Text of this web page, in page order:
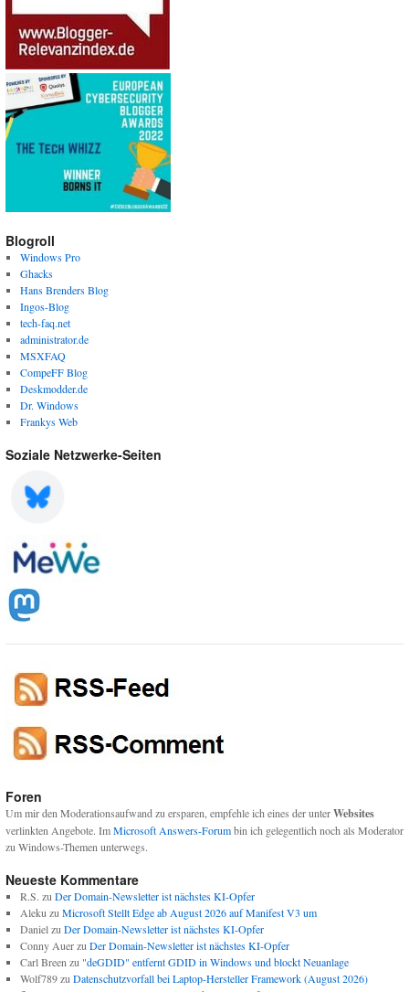
Blogroll
Windows Pro
Ghacks
Hans Brenders Blog
Ingos-Blog
tech-faq.net
administrator.de
MSXFAQ
CompeFF Blog
Deskmodder.de
Dr. Windows
Frankys Web
Soziale Netzwerke-Seiten
Foren
Um mir den Moderationsaufwand zu ersparen, empfehle ich eines der unterWebsites
verlinkten Angebote. ImMicrosoft Answers-Forumbin ich gelegentlich noch als Moderator
zu Windows-Themen unterwegs.
Neueste Kommentare
R.S. zu Der Domain-Newsletter ist nächstes KI-Opfer
Aleku zu Microsoft Stellt Edge ab August 2026 auf Manifest V3 um
Danielzu Der Domain-Newsletter ist nächstes KI-Opfer
Conny Auerzu Der Domain-Newsletter ist nächstes KI-Opfer
Carl Breen zu "deGDID" entfernt GDID in Windows und blockt Neuanlage
Wolf789zu Datenschutzvorfall bei Laptop-Hersteller Framework (August 2026)